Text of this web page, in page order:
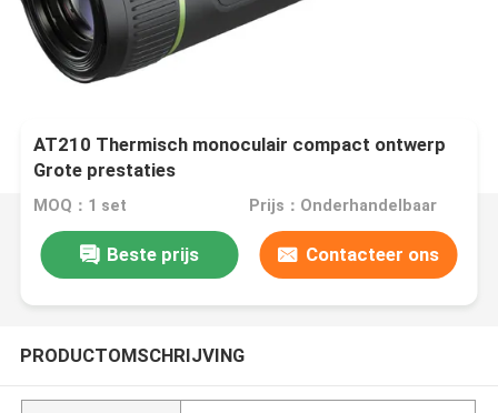
AT210 Thermisch monoculair compact ontwerp
Grote prestaties
MOQ：1 set Prijs：Onderhandelbaar
Beste prijs Contacteer ons
PRODUCTOMSCHRIJVING